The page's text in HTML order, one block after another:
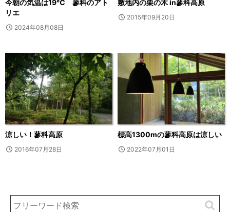
今朝の気温は19℃ 蓼科のアト
リエ
2024年08月08日
敷地内の栗の木 in蓼科高原
2015年09月20日
涼しい！蓼科高原
2016年07月28日
標高1300mの蓼科高原は涼しい
2022年07月01日